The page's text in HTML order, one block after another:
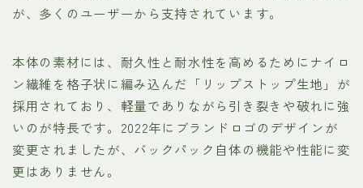
が、多くのユーザーから支持されています。
本体の素材には、耐久性と耐水性を高めるためにナイロ
ン繊維を格子状に編み込んだ「リップストップ生地」が
採用されており、軽量でありながら引き裂きや破れに強
いのが特長です。2022年にブランドロゴのデザインが
変更されましたが、バックパック自体の機能や性能に変
更はありません。